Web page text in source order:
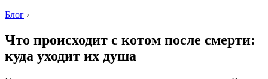
Блог ›
Что происходит с котом после смерти:
куда уходит их душа